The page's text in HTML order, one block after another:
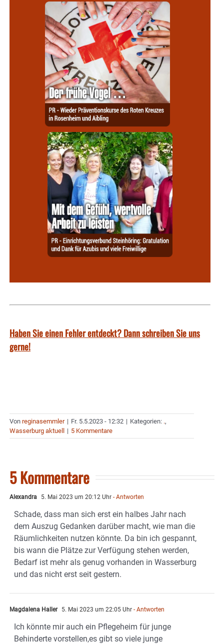
Haben Sie einen Fehler entdeckt? Dann schreiben Sie uns
gerne!
Von reginasemmler | Fr. 5.5.2023 - 12:32 | Kategorien: .,
Wasserburg aktuell | 5 Kommentare
5 Kommentare
Alexandra 5. Mai 2023 um 20:12 Uhr - Antworten
Schade, dass man sich erst ein halbes Jahr nach
dem Auszug Gedanken darüber macht, wie man die
Räumlichkeiten nutzen könnte. Da bin ich gespannt,
bis wann die Plätze zur Verfügung stehen werden,
Bedarf ist mehr als genug vorhanden in Wasserburg
und das nicht erst seit gestern.
Magdalena Haller 5. Mai 2023 um 22:05 Uhr - Antworten
Ich könnte mir auch ein Pflegeheim für junge
Behinderte vorstellen,es gibt so viele junge